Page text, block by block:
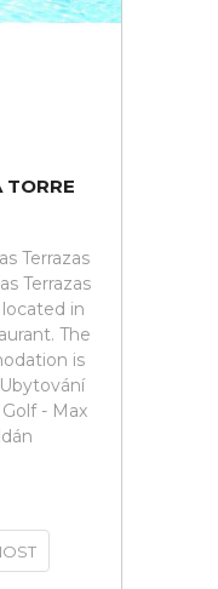
TORRE
Terrazas
Terrazas
located in
The
is
- Max